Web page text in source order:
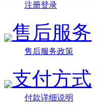
注册登录
售后服务
售后服务政策
支付方式
付款详细说明